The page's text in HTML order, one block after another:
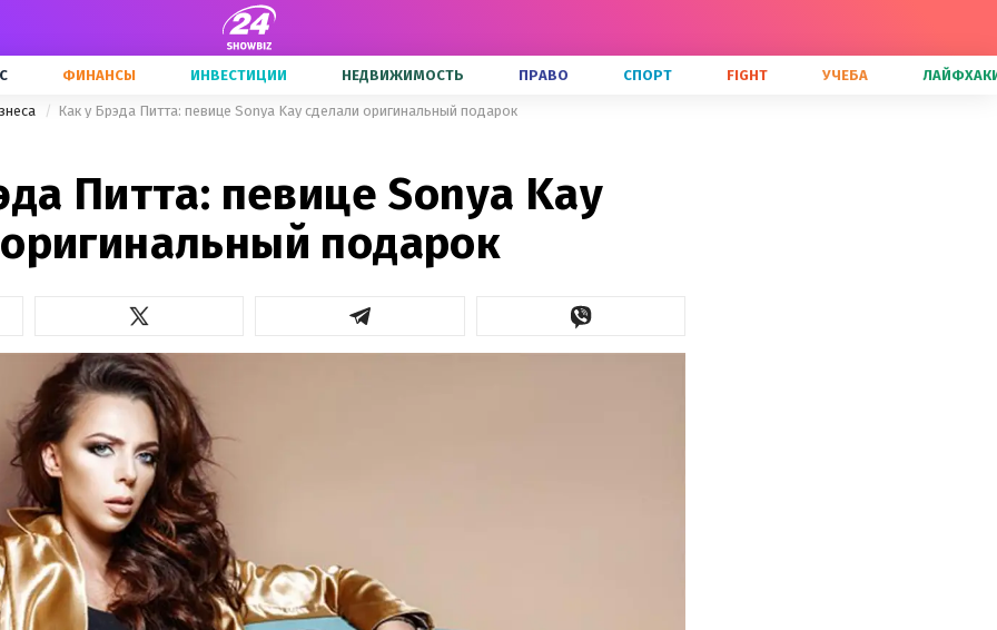
ФИНАНСЫ ИНВЕСТИЦИИ НЕДВИЖИМОСТЬ ПРАВО СПОРТ FIGHT УЧЕБА
Как у Брэда Питта: певице Sonya Kay сделали оригинальный подарок
Питта: певице Sonya Kay
подарок